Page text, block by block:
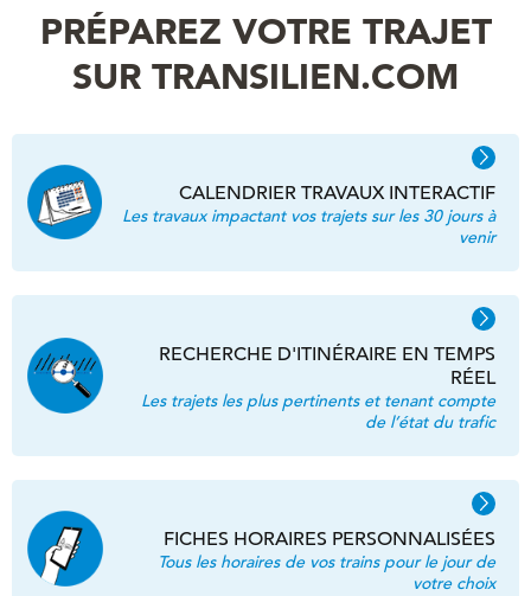
PRÉPAREZ VOTRE TRAJET
SUR TRANSILIEN.COM
CALENDRIER TRAVAUX INTERACTIF
Les travaux impactant vos trajets sur les 30 jours à
venir
RECHERCHE D'ITINÉRAIRE EN TEMPS
RÉEL
Les trajets les plus pertinents et tenant compte
de l’état du trafic
FICHES HORAIRES PERSONNALISÉES
Tous les horaires de vos trains pour le jour de
votre choix